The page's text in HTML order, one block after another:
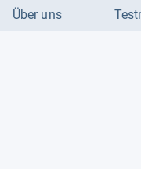
Über uns